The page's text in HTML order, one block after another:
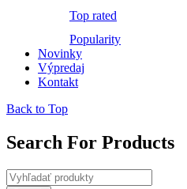
Top rated
Popularity
Novinky
Výpredaj
Kontakt
Back to Top
Search For Products